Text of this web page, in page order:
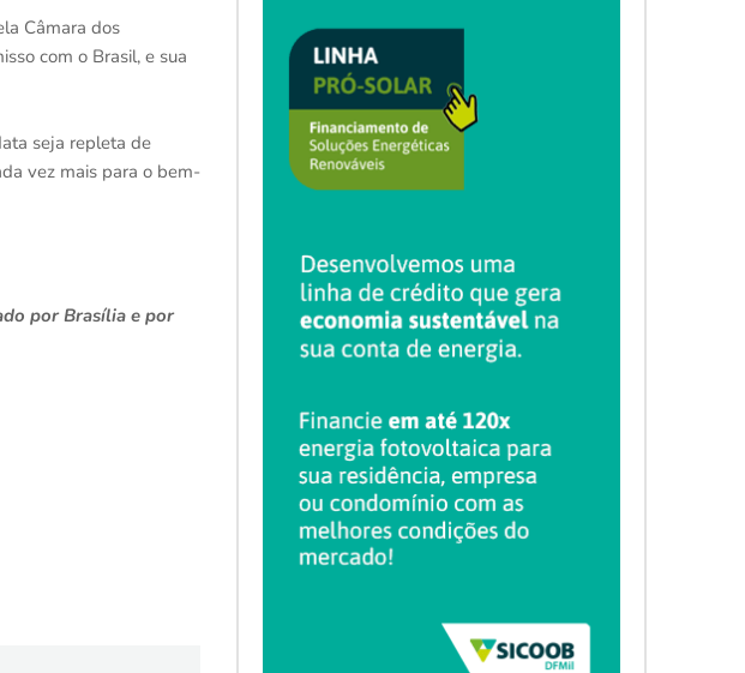
Câmara dos
com o Brasil, e sua
seja repleta de
vez mais para o bem-
por Brasília e por